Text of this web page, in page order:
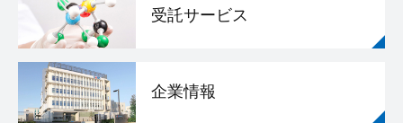
受託サービス
企業情報